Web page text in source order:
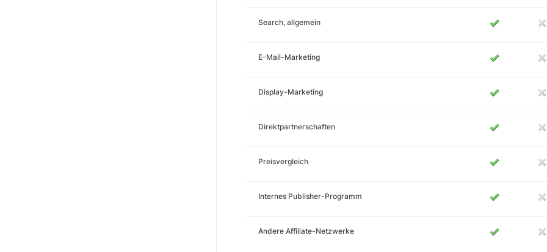
Search, allgemein
E-Mail-Marketing
Display-Marketing
Direktpartnerschaften
Preisvergleich
Internes Publisher-Programm
Andere Affiliate-Netzwerke